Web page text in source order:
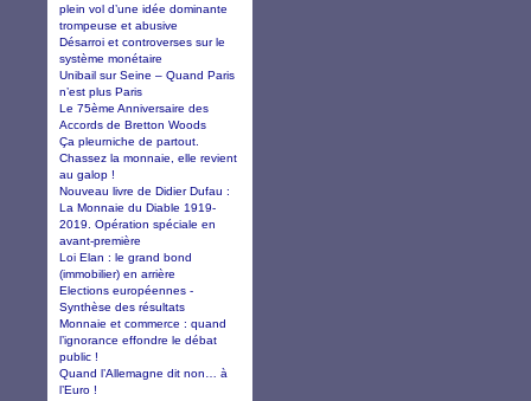
plein vol d’une idée dominante
trompeuse et abusive
Désarroi et controverses sur le
système monétaire
Unibail sur Seine – Quand Paris
n’est plus Paris
Le 75ème Anniversaire des
Accords de Bretton Woods
Ça pleurniche de partout.
Chassez la monnaie, elle revient
au galop !
Nouveau livre de Didier Dufau :
La Monnaie du Diable 1919-
2019. Opération spéciale en
avant-première
Loi Elan : le grand bond
(immobilier) en arrière
Elections européennes -
Synthèse des résultats
Monnaie et commerce : quand
l’ignorance effondre le débat
public !
Quand l’Allemagne dit non… à
l’Euro !